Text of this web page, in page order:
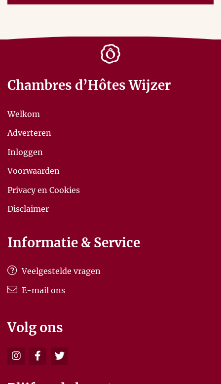
Chambres d’Hôtes Wijzer
Welkom
Adverteren
Inloggen
Voorwaarden
Privacy en Cookies
Disclaimer
Informatie & Service
Veelgestelde vragen
E-mail ons
Volg ons